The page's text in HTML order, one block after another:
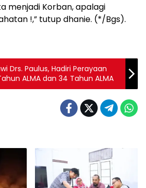
menjadi Korban, apalagi
!,” tutup dhanie. (*/Bgs).
Drs. Paulus, Hadiri Perayaan
ALMA dan 34 Tahun ALMA